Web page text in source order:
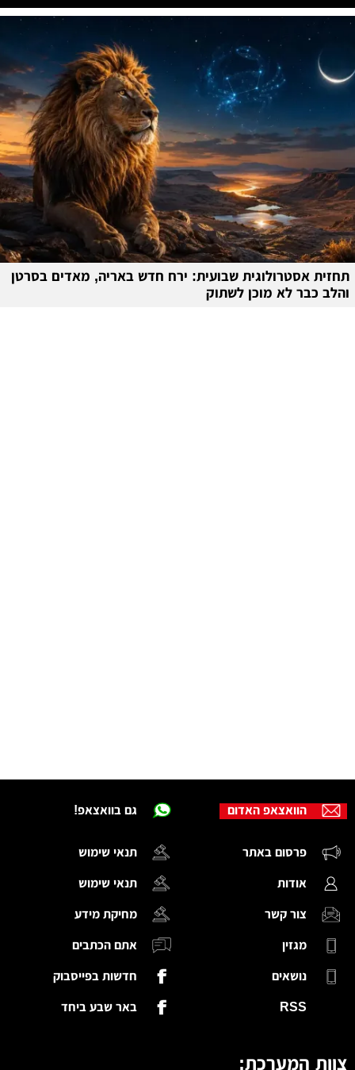
תחזית אסטרולוגית שבועית: ירח חדש באריה, מאדים בסרטן
והלב כבר לא מוכן לשתוק
גם בוואצאפ!
תנאי שימוש
תנאי שימוש
מחיקת מידע
אתם הכתבים
חדשות בפייסבוק
באר שבע ביחד
הוואצאפ האדום
פרסום באתר
אודות
צור קשר
מגזין
נושאים
RSS
צוות המערכת: